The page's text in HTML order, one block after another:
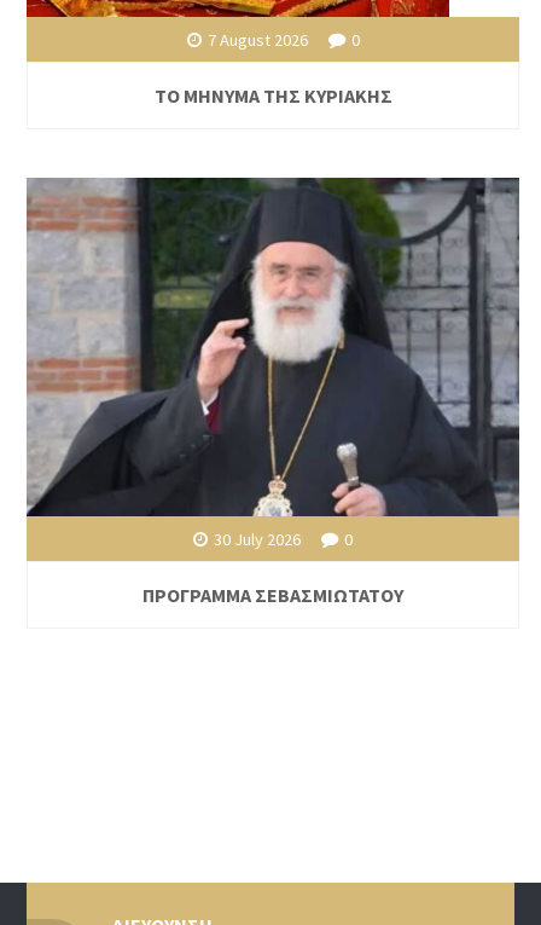
7 August 2026 0
ΤΟ ΜΗΝΥΜΑ ΤΗΣ ΚΥΡΙΑΚΗΣ
30 July 2026 0
ΠΡΟΓΡΑΜΜΑ ΣΕΒΑΣΜΙΩΤΑΤΟΥ